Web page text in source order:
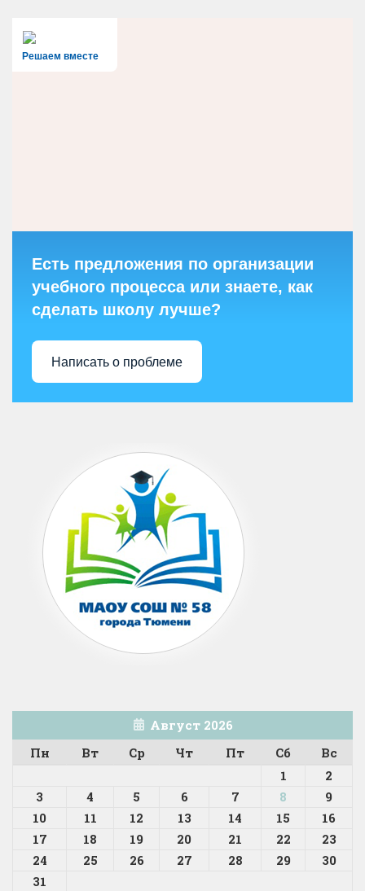
Решаем вместе
Есть предложения по организации
учебного процесса или знаете, как
сделать школу лучше?
Написать о проблеме
Август 2026
Пн
Вт Ср Чт Пт Сб
Вс
1
2
3
4 5 6 7 8
9
10
11 12 13 14 15
16
17
18 19 20 21 22
23
24
25 26 27 28 29
30
31